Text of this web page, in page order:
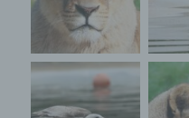
betroffenen Person
Weitergabe dieser
Dritte.
Kommentarfunktion
Internetseite